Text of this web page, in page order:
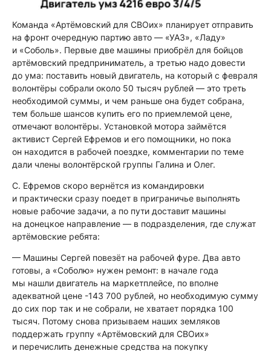
Команда «Артёмовский для СВОих» планирует отправить
на фронт очередную партию авто — «УАЗ», «Ладу»
и «Соболь». Первые две машины приобрёл для бойцов
артёмовский предприниматель, а третью надо довести
до ума: поставить новый двигатель, на который с февраля
волонтёры собрали около 50 тысяч рублей — это треть
необходимой суммы, и чем раньше она будет собрана,
тем больше шансов купить его по приемлемой цене,
отмечают волонтёры. Установкой мотора займётся
активист Сергей Ефремов и его помощники, но пока
он находится в рабочей поездке, комментарии по теме
дали члены волонтёрской группы Галина и Олег.
С. Ефремов скоро вернётся из командировки
и практически сразу поедет в приграничье выполнять
новые рабочие задачи, а по пути доставит машины
на донецкое направление — в подразделения, где служат
артёмовские ребята:
— Машины Сергей повезёт на рабочей фуре. Два авто
готовы, а «Соболю» нужен ремонт: в начале года
мы нашли двигатель на маркетплейсе, по вполне
адекватной цене -143 700 рублей, но необходимую сумму
до сих пор так и не собрали, не хватает порядка 100
тысяч. Потому снова призываем наших земляков
поддержать группу «Артёмовский для СВОих»
и перечислить денежные средства на покупку